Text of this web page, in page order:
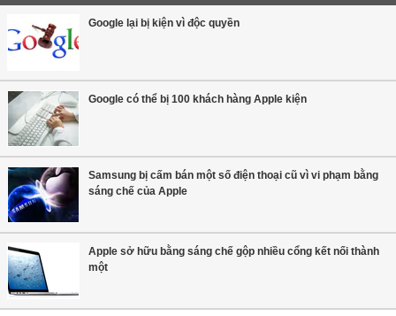
Google lại bị kiện vì độc quyền
Google có thể bị 100 khách hàng Apple kiện
Samsung bị cấm bán một số điện thoại cũ vì vi phạm bằng
sáng chế của Apple
Apple sở hữu bằng sáng chế gộp nhiều cổng kết nối thành
một